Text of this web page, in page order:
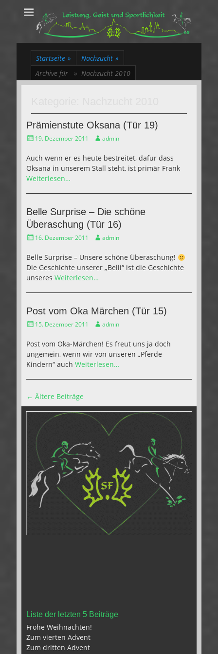
Leistung, Geist
und Sportlichkeit
Trakehner aus dem Herzen des Rheinlands
Startseite » Nachzucht »
Archive für » Nachzucht 2010
Prämienstute Oksana (Tür 19)
Gepostet
19. Dezember 2011 Autoradmin
Auch wenn er es heute bestreitet, dafür dass
Oksana in unserem Stall steht, ist primär Frank
Weiterlesen…
Belle Surprise – Die schöne
Überaschung (Tür 16)
Gepostet
16. Dezember 2011 Autoradmin
Belle Surprise – Unsere schöne Überaschung!
Die Geschichte unserer „Belli“ ist die Geschichte
unseres Weiterlesen…
Post vom Oka Märchen (Tür 15)
Gepostet
15. Dezember 2011 Autoradmin
Post vom Oka-Märchen! Es freut uns ja doch
ungemein, wenn wir von unseren „Pferde-
Kindern“ auch Weiterlesen…
Beitragsnavigation
← Ältere Beiträge
Liste der letzten 5 Beiträge
Frohe Weihnachten!
Zum vierten Advent
Zum dritten Advent